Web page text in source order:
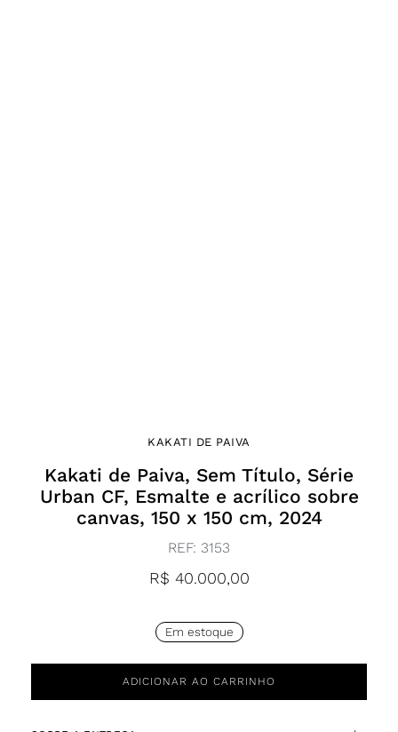
KAKATI DE PAIVA
Kakati de Paiva, Sem Título, Série
Urban CF, Esmalte e acrílico sobre
canvas, 150 x 150 cm, 2024
REF: 3153
R$ 40.000,00
Em estoque
ADICIONAR AO CARRINHO